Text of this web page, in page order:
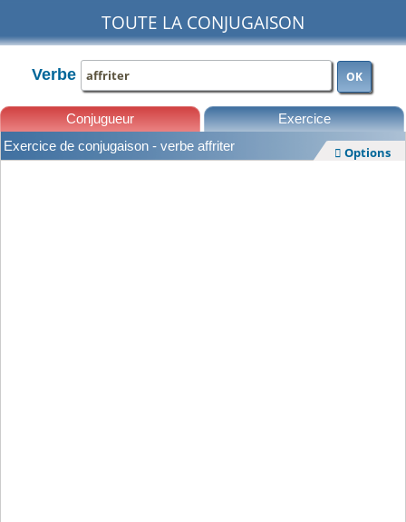
TOUTE LA CONJUGAISON
Verbe OK
Conjugueur Exercice
Exercice de conjugaison - verbe affriter  Options